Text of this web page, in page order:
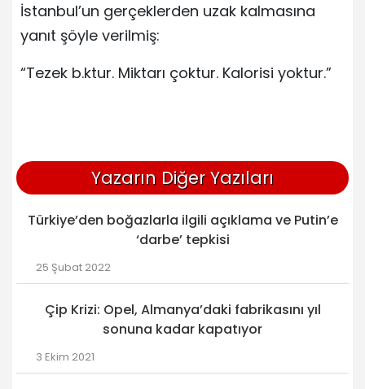
İstanbul’un gerçeklerden uzak kalmasına
yanıt şöyle verilmiş:
“Tezek b.ktur. Miktarı çoktur. Kalorisi yoktur.”
Yazarın Diğer Yazıları
Türkiye’den boğazlarla ilgili açıklama ve Putin’e
‘darbe’ tepkisi
25 Şubat 2022
Çip Krizi: Opel, Almanya’daki fabrikasını yıl
sonuna kadar kapatıyor
3 Ekim 2021